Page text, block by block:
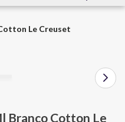
Le Creuset
Branco Cotton Le